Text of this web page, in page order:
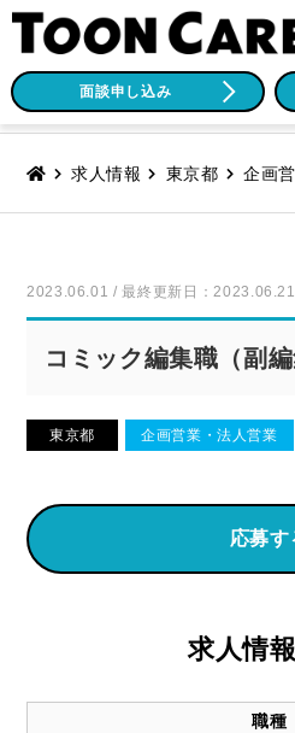
面談申し込み
求人情報 東京都 企画
2023.06.01 / 最終更新日：2023.06.21
コミック編集職（副編
東京都 企画営業・法人営業
応募す
求人情
職種